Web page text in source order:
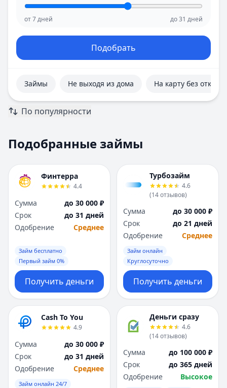
Киров
Краснодар
Красноярск
Л
Новокузнецк
Новосибирск
О
Оренбург
Пенза
Пермь
Р
Ростов-на-Дону
Рязань
С
Самара
Санкт-Петербург
Саратов
Севастополь
Сургут
Киров
Краснодар
Красноярск
Л
М
Новокузнецк
Новосибирск
О
Оренбург
Пенза
Пермь
Р
Ростов-на-Дону
Рязань
С
Самара
Санкт-Петербург
Саратов
Севастополь
Сочи
Сургут
от7дней до31 дней
Подобрать
Займы Не выходя из дома На карту без отказа
По популярности
Подобранные займы
Финтерра
4.4
Сумма
до 30 000 ₽
Срок
до 31 дней
Одобрение
Среднее
Займ бесплатно
Первый займ 0%
Получить деньги
Турбозайм
4.6
(14отзывов)
Сумма
до 30 000 ₽
Срок
до 21 дней
Одобрение
Среднее
Займ онлайн
Круглосуточно
Получить деньги
Cash To You
4.9
Сумма
до 30 000 ₽
Срок
до 31 дней
Одобрение
Среднее
Займ онлайн 24/7
Деньги сразу
4.6
(14отзывов)
Сумма
до 100 000 ₽
Срок
до 365 дней
Одобрение
Высокое